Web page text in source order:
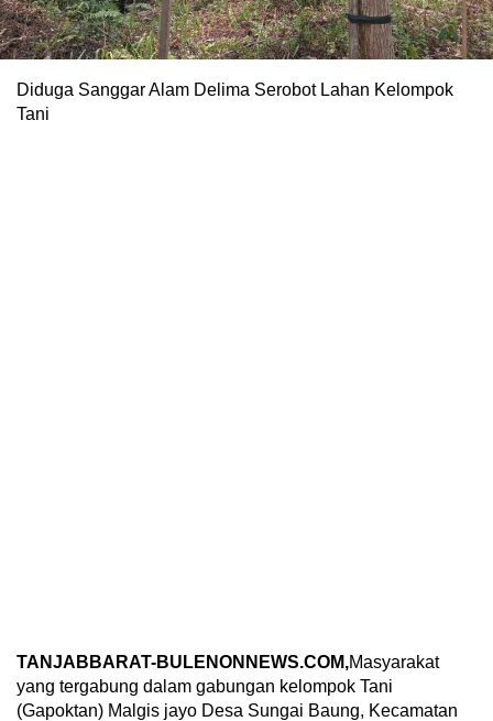
Diduga Sanggar Alam Delima Serobot Lahan Kelompok
Tani
TANJABBARAT-BULENONNEWS.COM,Masyarakat
yang tergabung dalam gabungan kelompok Tani
(Gapoktan) Malgis jayo Desa Sungai Baung, Kecamatan